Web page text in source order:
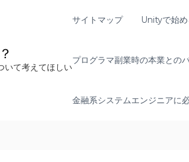
いて考えてほしい
サイトマップ Unityで始
プログラマ副業時の本業との
金融系システムエンジニアに